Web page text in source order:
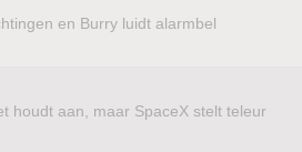
en Burry luidt alarmbel
houdt aan, maar SpaceX stelt teleur